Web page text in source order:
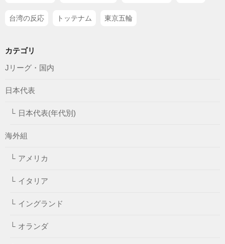
台湾の反応 トッテナム 東京五輪
カテゴリ
Jリーグ・国内
日本代表
日本代表(年代別)
海外組
アメリカ
イタリア
イングランド
オランダ